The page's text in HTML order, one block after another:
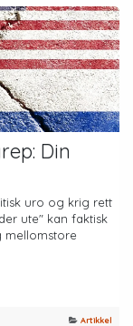
Din
uro og krig rett
ute" kan faktisk
mellomstore
Artikkel